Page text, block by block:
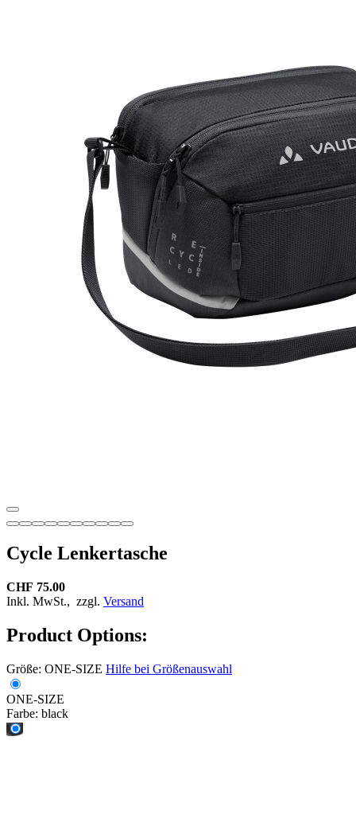
Cycle Lenkertasche
CHF 75.00
Inkl. MwSt., zzgl. Versand
Product Options:
Größe: ONE-SIZE Hilfe bei Größenauswahl
ONE-SIZE
Farbe: black